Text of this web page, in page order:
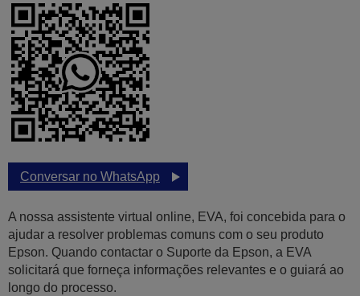
Conversar no WhatsApp
A nossa assistente virtual online, EVA, foi concebida para o
ajudar a resolver problemas comuns com o seu produto
Epson. Quando contactar o Suporte da Epson, a EVA
solicitará que forneça informações relevantes e o guiará ao
longo do processo.